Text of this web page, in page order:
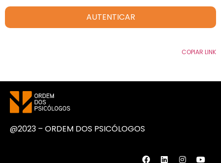
AUTENTICAR
COPIAR LINK
@2023 – ORDEM DOS PSICÓLOGOS